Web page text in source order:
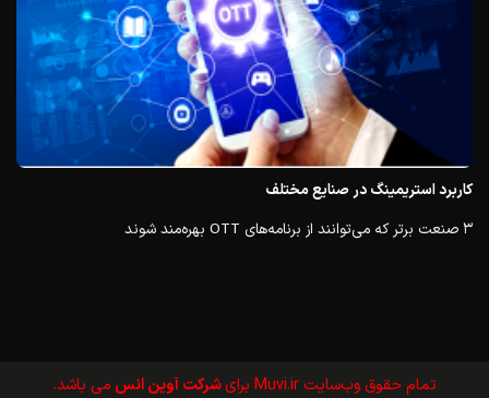
کاربرد استریمینگ در صنایع مختلف
3 صنعت برتر که می‌توانند از برنامه‌های OTT بهره‌مند شوند
تمام حقوق وب‌سايت Muvi.ir برای شرکت آوین انس می باشد.